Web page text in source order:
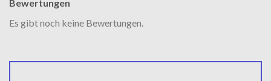
Bewertungen
Es gibt noch keine Bewertungen.